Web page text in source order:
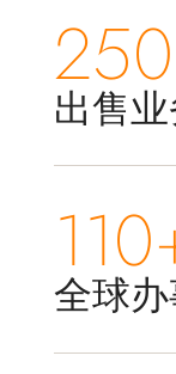
出售
全球